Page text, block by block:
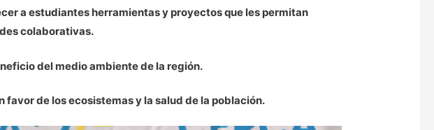
a estudiantes herramientas y proyectos que les permitan
colaborativas.
del medio ambiente de la región.
de los ecosistemas y la salud de la población.